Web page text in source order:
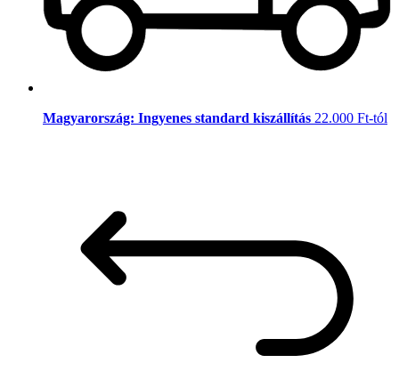
Magyarország: Ingyenes standard kiszállítás 22.000 Ft-tól